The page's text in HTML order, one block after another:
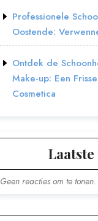
Professionele
Oostende:
Ontdek de
Make-up: Een
Cosmetica
Geen reacties om te tonen.